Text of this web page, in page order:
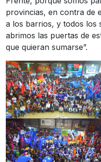
provincias, en contra de
a los barrios, y todos los
abrimos las puertas de
que quieran sumarse”.